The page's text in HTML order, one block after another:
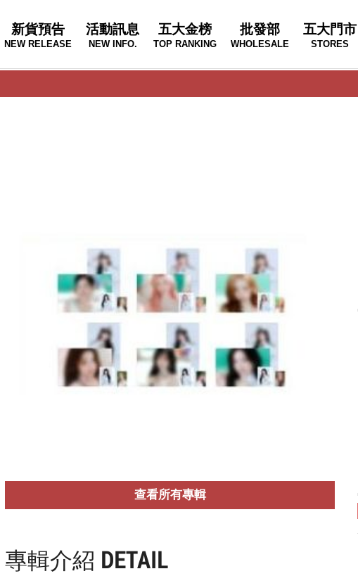
新貨預告
NEW RELEASE
活動訊息
NEW INFO.
五大金榜
TOP RANKING
批發部
WHOLESALE
五大門市
STORES
查看所有專輯
專輯介紹 DETAIL